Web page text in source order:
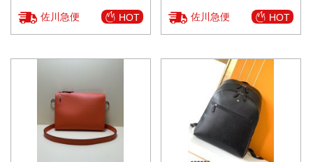
佐川急便 HOT 佐川急便 HOT